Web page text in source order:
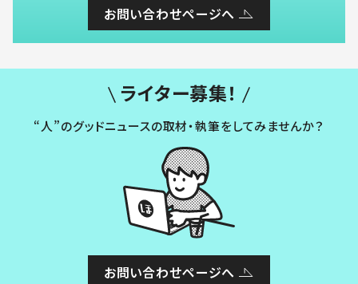
お問い合わせページへ
ライター募集！
“人”のグッドニュースの取材・執筆をしてみませんか？
お問い合わせページへ